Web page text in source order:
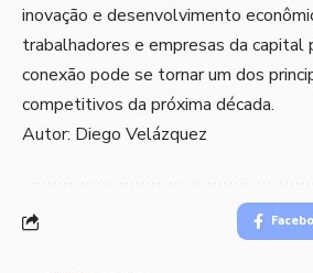
inovação e desenvolvimento
trabalhadores e empresas da capital
conexão pode se tornar um dos
competitivos da próxima década.
Autor: Diego Velázquez